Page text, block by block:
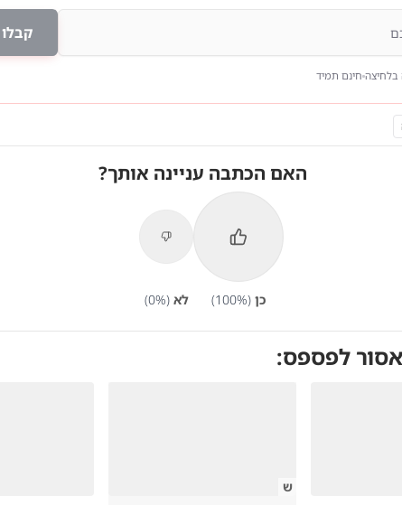
חינם תמיד
האם הכתבה עניינה אותך?
כן (
100%) לא (
0%)
לפספס:
ש